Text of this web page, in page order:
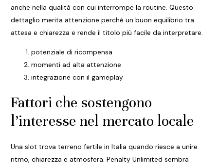
anche nella qualità con cui interrompe la routine. Questo
dettaglio merita attenzione perché un buon equilibrio tra
attesa e chiarezza e rende il titolo più facile da interpretare.
potenziale di ricompensa
momenti ad alta attenzione
integrazione con il gameplay
Fattori che sostengono
l’interesse nel mercato locale
Una slot trova terreno fertile in Italia quando riesce a unire
ritmo, chiarezza e atmosfera. Penalty Unlimited sembra